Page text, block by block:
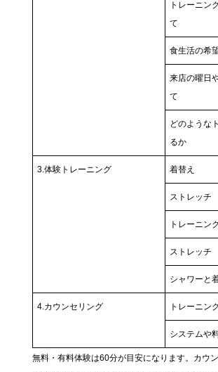
トレーニン
て
食生活の希
来店の曜日
て
どのような
るか
3.体験トレーニング 着替え
ストレッチ
トレーニン
ストレッチ
シャワーと
4.カウンセリング トレーニン
システムや
無料・有料体験は60分が目安になります。カウ